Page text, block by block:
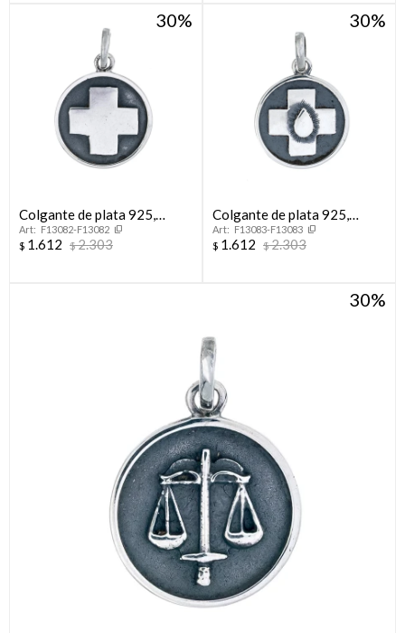
30
Colgante de plata 925,
AUXILIAR DE
ENFERMERÍA.
F13082-F13082
$ 1.612 $2.303
30
Colgante de plata 925,
AUXILIAR DE SERVICIO.
F13083-F13083
$ 1.612 $2.303
30